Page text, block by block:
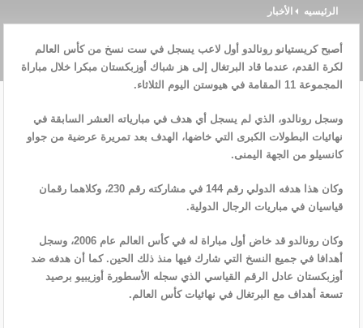
الرئيسيه الأخبار
أصبح كريستيانو رونالدو ‌أول ‌لاعب يسجل ‌في ست نسخ من كأس العالم
لكرة القدم، عندما ⁠قاد البرتغال إلى هز شباك أوزبكستان مبكرا ​خلال مباراة
المجموعة 11 المقامة في ⁠هيوستن اليوم الثلاثاء.
وسجل رونالدو، الذي لم ⁠يسجل أي هدف في مبارياته العشر السابقة في
نهائيات البطولات الكبرى التي خاضها، الهدف بعد تمريرة ​عرضية من جواو
كانسيلو من الجهة اليمنى.
وكان هذا ‌هدفه الدولي رقم 144 في مشاركته رقم 230، ⁠وكلاهما رقمان
قياسيان في ‌مباريات الرجال الدولية.
وكان رونالدو قد خاض أول مباراة له في كأس العالم عام 2006، وسجل
أهدافا في جميع النسخ ‌التي شارك فيها ⁠منذ ذلك الحين. كما أن هدفه ضد
أوزبكستان عادل ‌الرقم القياسي الذي سجله الأسطورة أوزيبيو برصيد
تسعة أهداف مع ‌البرتغال ⁠في نهائيات كأس العالم.